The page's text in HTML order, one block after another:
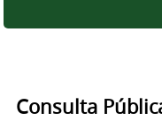
Consulta